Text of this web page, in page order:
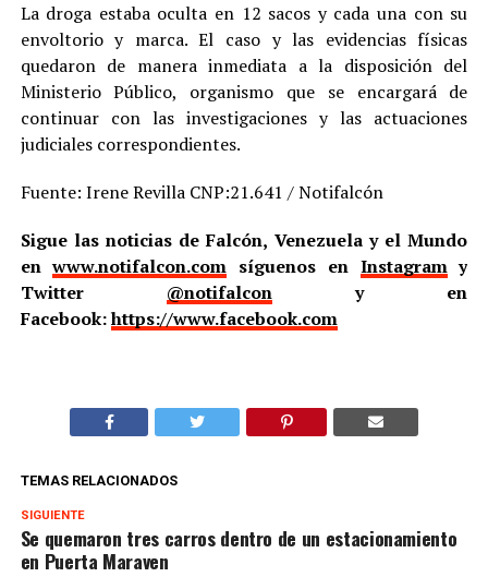
La droga estaba oculta en 12 sacos y cada una con su
envoltorio y marca. El caso y las evidencias físicas
quedaron de manera inmediata a la disposición del
Ministerio Público, organismo que se encargará de
continuar con las investigaciones y las actuaciones
judiciales correspondientes.
Fuente: Irene Revilla CNP:21.641 / Notifalcón
Sigue las noticias de Falcón, Venezuela y el Mundo
enwww.notifalcon.com síguenos en Instagramy
Twitter @notifalcony en
Facebook:https://www.facebook.com
TEMAS RELACIONADOS
SIGUIENTE
Se quemaron tres carros dentro de un estacionamiento
en Puerta Maraven